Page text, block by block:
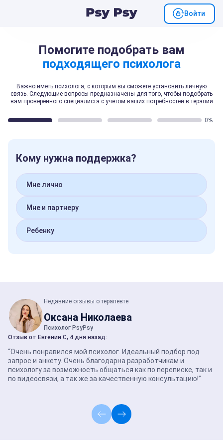
Войти
Помогите подобрать вам
подходящего психолога
Важно иметь психолога, с которым вы сможете установить личную
связь. Следующие вопросы предназначены для того, чтобы подобрать
вам проверенного специалиста с учетом ваших потребностей в терапии
0%
Кому нужна поддержка?
Мне лично
Мне и партнеру
Ребенку
Недавние отзывы о терапевте
Оксана Николаева
Психолог PsyPsy
Отзыв от Евгении С, 4 дня назад:
“Очень понравился мой психолог. Идеальный подбор под
запрос и анкету. Очень благодарна разработчикам и
психологу за возможность общаться как по переписке, так и
по видеосвязи, а так же за качественную консультацию!”